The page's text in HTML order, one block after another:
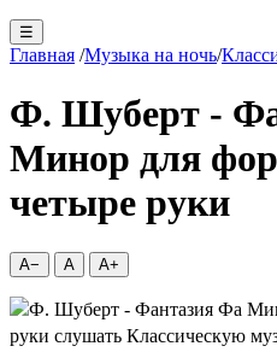
☰
Главная /Музыка на ночь/
Ф. Шуберт -
Минор для
четыре руки
A− A A+